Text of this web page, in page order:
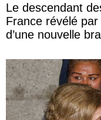
Le descendant
France révélé
d’une nouvelle